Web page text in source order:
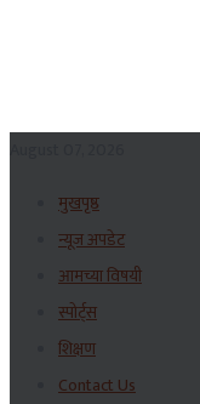
मुखपृष्ठ
न्यूज अपडेट
आमच्या विषयी
स्पोर्ट्स
शिक्षण
Contact Us